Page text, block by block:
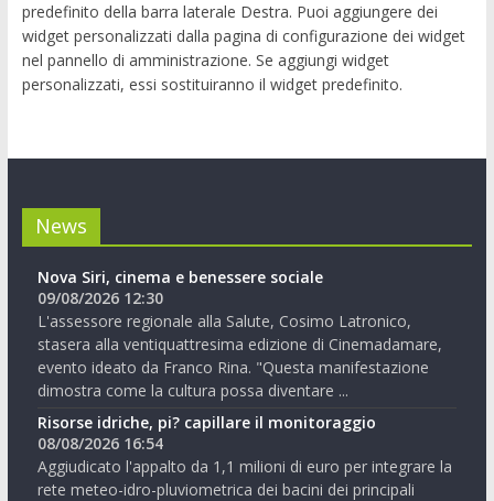
predefinito della barra laterale Destra. Puoi aggiungere dei
widget personalizzati dalla pagina di configurazione dei widget
nel pannello di amministrazione. Se aggiungi widget
personalizzati, essi sostituiranno il widget predefinito.
News
Nova Siri, cinema e benessere sociale
09/08/2026 12:30
L'assessore regionale alla Salute, Cosimo Latronico,
stasera alla ventiquattresima edizione di Cinemadamare,
evento ideato da Franco Rina. "Questa manifestazione
dimostra come la cultura possa diventare ...
Risorse idriche, pi? capillare il monitoraggio
08/08/2026 16:54
Aggiudicato l'appalto da 1,1 milioni di euro per integrare la
rete meteo-idro-pluviometrica dei bacini dei principali